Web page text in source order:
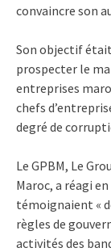
convaincre son
Son objectif
prospecter le
entreprises
chefs
degré de
Le GPBM, Le
Maroc, a réagi
témoignaient «
règles de
activités des